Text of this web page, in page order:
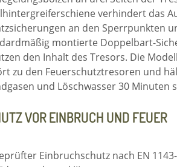
verhindert das
an den Sperrpunkten
montierte Doppelbart-
den Inhalt des Tresors. Die
zu den Feuerschutztresoren und
und Löschwasser 30 Minuten
VOR EINBRUCH UND FEUER
Einbruchschutz nach EN